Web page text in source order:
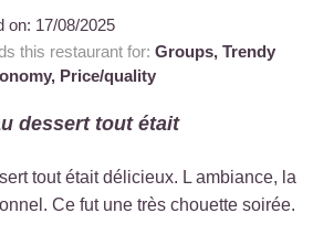
on: 17/08/2025
this restaurant for: Groups, Trendy
Price/quality
dessert tout était
tout était délicieux. L ambiance, la
Ce fut une très chouette soirée.